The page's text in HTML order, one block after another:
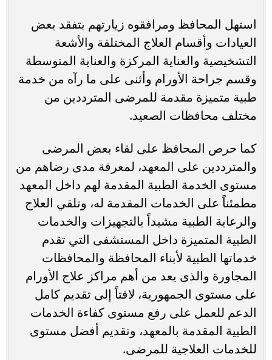
استهل المحافظ ومرافقوه زيارتهم بتفقد بعض
العيادات وأقسام العلاج المختلفة والأشعة
التشخيصية والعناية المركزة والعناية المتوسطة
وقسم جراحة الأورام وأثنى على ما رآه من خدمة
طبية متميزة مقدمة للمرضى المترددين من
مختلف محافظات الصعيد.
كما حرص المحافظ على لقاء بعض المرضى
والمترددين على المعهد، لمعرفة مدى رضاهم من
مستوى الخدمة الطبية المقدمة لهم داخل المعهد
مطمئناً على الخدمات المقدمة له، وتلقي العلاج
والرعاية الطبية مشيداً بالتجهيزات والخدمات
الطبية المتميزة داخل المستشفى التي تقدم
خدماتها الطبية لأبناء المحافظة والمحافظات
المجاورة والذى يعد من أهم مراكز علاج الأورام
على مستوى الجمهورية، لافتاً إلى تقديم كامل
الدعم للعمل على رفع مستوى كفاءة الخدمات
الطبية المقدمة بالمعهد، وتقديم أفضل مستوى
للخدمات العلاجية للمرضى.